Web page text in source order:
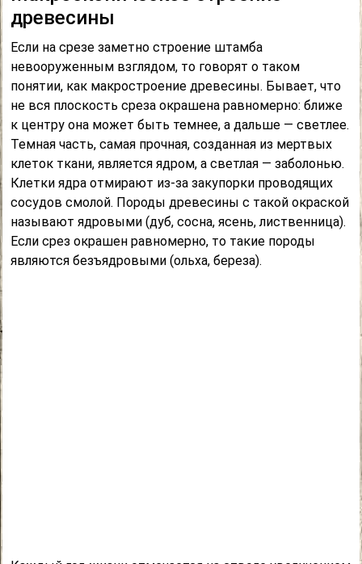
древесины
Если на срезе заметно строение штамба
невооруженным взглядом, то говорят о таком
понятии, как макростроение древесины. Бывает, что
не вся плоскость среза окрашена равномерно: ближе
к центру она может быть темнее, а дальше — светлее.
Темная часть, самая прочная, созданная из мертвых
клеток ткани, является ядром, а светлая — заболонью.
Клетки ядра отмирают из-за закупорки проводящих
сосудов смолой. Породы древесины с такой окраской
называют ядровыми (дуб, сосна, ясень, лиственница).
Если срез окрашен равномерно, то такие породы
являются безъядровыми (ольха, береза).